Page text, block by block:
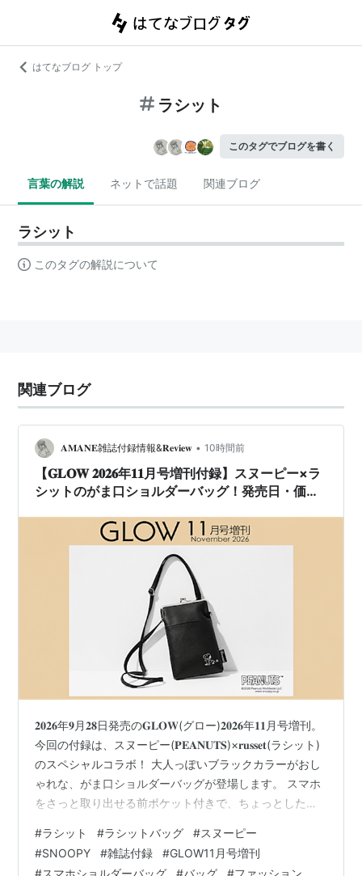
はてなブログ トップ
ラシット
このタグでブログを書く
言葉の解説 ネットで話題 関連ブログ
ラシット
このタグの解説について
関連ブログ
𝐀𝐌𝐀𝐍𝐄雑誌付録情報&𝐑𝐞𝐯𝐢𝐞𝐰 • 10時間前
【𝐆𝐋𝐎𝐖 𝟐𝟎𝟐𝟔年𝟏𝟏月号増刊付録】スヌーピー×ラ
シットのがま口ショルダーバッグ！発売日・価
𝟐𝟎𝟐𝟔年𝟗月𝟐𝟖日発売の𝐆𝐋𝐎𝐖(グロー)𝟐𝟎𝟐𝟔年𝟏𝟏月号増刊。
今回の付録は、スヌーピー(𝐏𝐄𝐀𝐍𝐔𝐓𝐒)×𝐫𝐮𝐬𝐬𝐞𝐭(ラシット)
のスペシャルコラボ！ 大人っぽいブラックカラーがおし
ゃれな、がま口ショルダーバッグが登場します。 スマホ
をさっと取り出せる前ポケット付きで、ちょっとしたお
GLOW（グロー）2026年11月号増刊 宝島社 Amazon
𝐘𝐨𝐮𝐭𝐮𝐛𝐞でもレビューやサイズ感を紹介してます▼
#ラシット #ラシットバッグ #スヌーピー
#SNOOPY #雑誌付録 #GLOW11月号増刊
#スマホショルダーバッグ #バッグ #ファッション